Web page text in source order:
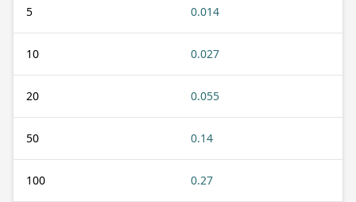
5 0.014
10 0.027
20 0.055
50 0.14
100 0.27